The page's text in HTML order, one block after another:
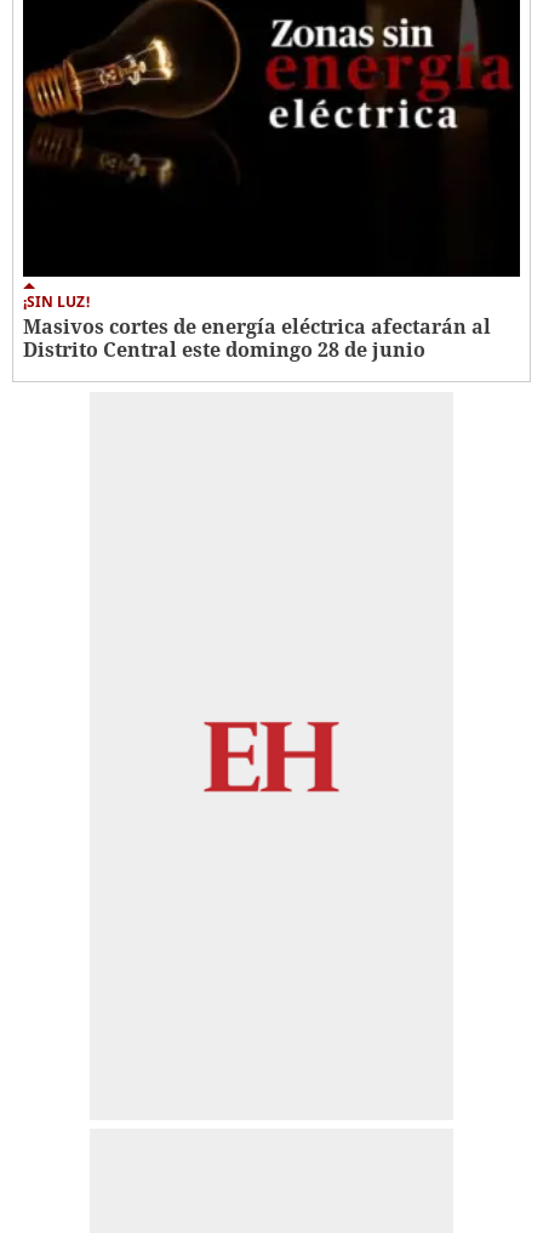
¡SIN LUZ!
Masivos cortes de energía eléctrica afectarán al
Distrito Central este domingo 28 de junio